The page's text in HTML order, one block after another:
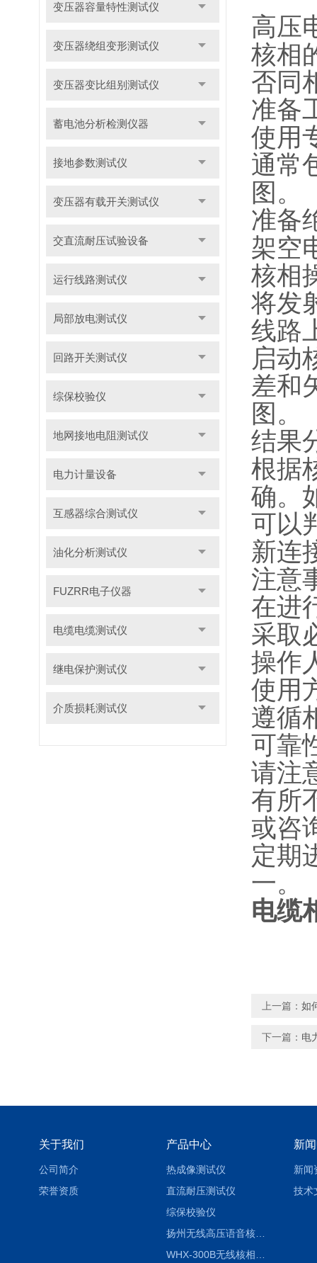
变压器容量特性测试仪
变压器绕组变形测试仪
变压器变比组别测试仪
蓄电池分析检测仪器
接地参数测试仪
变压器有载开关测试仪
交直流耐压试验设备
运行线路测试仪
局部放电测试仪
回路开关测试仪
综保校验仪
地网接地电阻测试仪
电力计量设备
互感器综合测试仪
油化分析测试仪
FUZRR电子仪器
电缆电缆测试仪
继电保护测试仪
介质损耗测试仪
高压
核相
否同
准备
使用
通常
图。
准备
架空
核相
将发
线路
启动
差和
图。
结果
根据
确。
可以
新连
注意
在进
采取
操作
使用
遵循
可靠
请注
有所
或咨
定期
一。
电缆
上一篇： 如
下一篇： 电
关于我们
公司简介
荣誉资质
产品中心
热成像测试仪
直流耐压测试仪
综保校验仪
扬州无线高压语音核相仪
新
新闻
技术